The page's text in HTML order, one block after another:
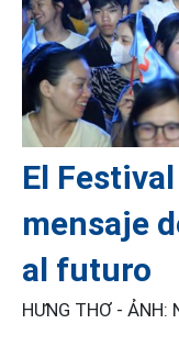
El
mensaje
al futuro
HƯNG THƠ - ẢNH: